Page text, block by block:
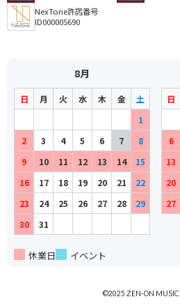
NexTone許諾番号
ID000005690
8月
日 月 火 水 木 金
土
1
2
3 4 5 6 7
8
9
10 11 12 13 14
15
16
17 18 19 20 21
22
23
24 25 26 27 28
29
30
31
日
6
13
20
27
休業日 イベント
©2025 ZEN-ON MUSIC